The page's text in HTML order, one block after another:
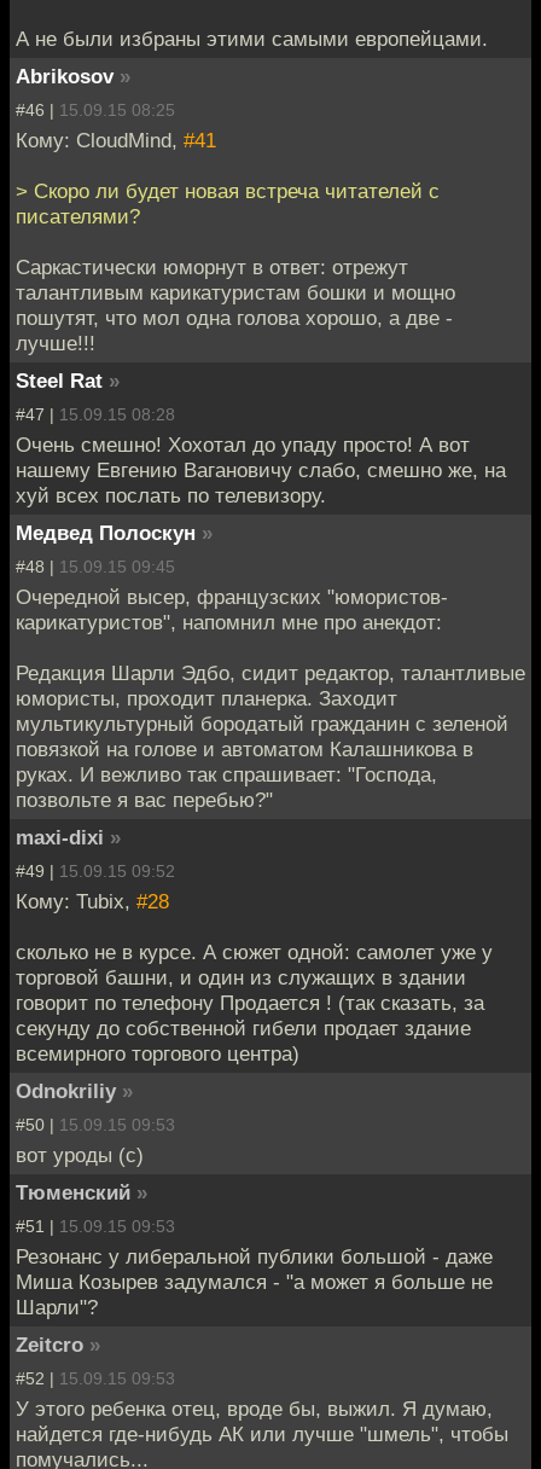
А не были избраны этими самыми европейцами.
Abrikosov »
#46 | 15.09.15 08:25
Кому: CloudMind, #41
> Скоро ли будет новая встреча читателей с
писателями?
Саркастически юморнут в ответ: отрежут
талантливым карикатуристам бошки и мощно
пошутят, что мол одна голова хорошо, а две -
лучше!!!
Steel Rat »
#47 | 15.09.15 08:28
Очень смешно! Хохотал до упаду просто! А вот
нашему Евгению Вагановичу слабо, смешно же, на
хуй всех послать по телевизору.
Медвед Полоскун »
#48 | 15.09.15 09:45
Очередной высер, французских "юмористов-
карикатуристов", напомнил мне про анекдот:
Редакция Шарли Эдбо, сидит редактор, талантливые
юмористы, проходит планерка. Заходит
мультикультурный бородатый гражданин с зеленой
повязкой на голове и автоматом Калашникова в
руках. И вежливо так спрашивает: "Господа,
позвольте я вас перебью?"
maxi-dixi »
#49 | 15.09.15 09:52
Кому: Tubix, #28
сколько не в курсе. А сюжет одной: самолет уже у
торговой башни, и один из служащих в здании
говорит по телефону Продается ! (так сказать, за
секунду до собственной гибели продает здание
всемирного торгового центра)
Odnokriliy »
#50 | 15.09.15 09:53
вот уроды (с)
Тюменский »
#51 | 15.09.15 09:53
Резонанс у либеральной публики большой - даже
Миша Козырев задумался - "а может я больше не
Шарли"?
Zeitcro »
#52 | 15.09.15 09:53
У этого ребенка отец, вроде бы, выжил. Я думаю,
найдется где-нибудь АК или лучше "шмель", чтобы
помучались...